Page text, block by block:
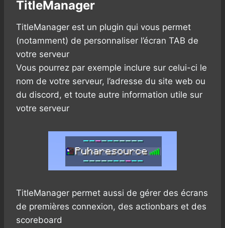
TitleManager
TitleManager est un plugin qui vous permet
(notamment) de personnaliser l’écran TAB de
votre serveur
Vous pourrez par exemple inclure sur celui-ci le
nom de votre serveur, l’adresse du site web ou
du discord, et toute autre information utile sur
votre serveur
TitleManager permet aussi de gérer des écrans
de premières connexion, des actionbars et des
scoreboard